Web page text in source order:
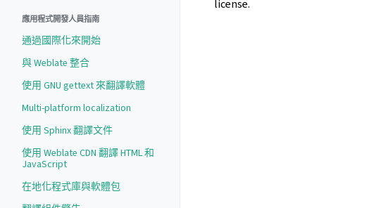
應用程式開發人員指南
通過國際化來開始
與 Weblate 整合
使用 GNU gettext 來翻譯軟體
Multi-platform localization
使用 Sphinx 翻譯文件
使用 Weblate CDN 翻譯 HTML 和
JavaScript
在地化程式庫與軟體包
license.